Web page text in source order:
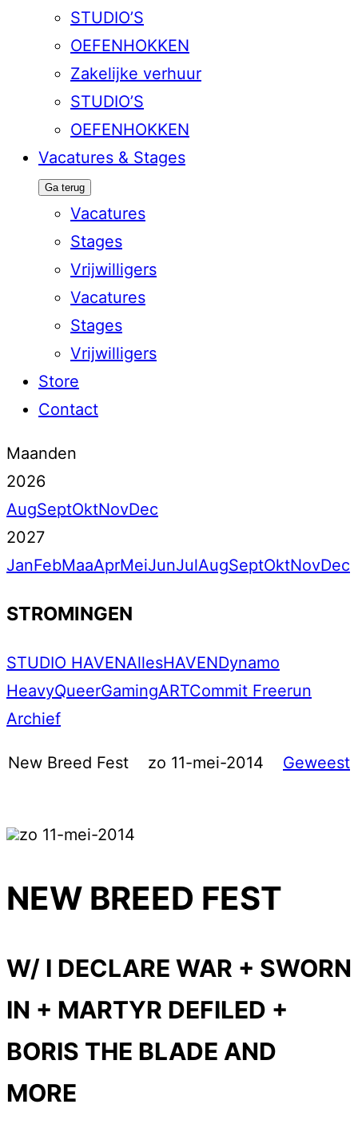
STUDIO’S
OEFENHOKKEN
Zakelijke verhuur
STUDIO’S
OEFENHOKKEN
Vacatures & Stages
Ga terug
Vacatures
Stages
Vrijwilligers
Vacatures
Stages
Vrijwilligers
Store
Contact
Maanden
2026
AugSeptOktNovDec
2027
JanFebMaaAprMeiJunJulAugSeptOktNovDec
STROMINGEN
STUDIO HAVENAllesHAVENDynamo
HeavyQueerGamingARTCommit Freerun
Archief
New Breed Fest zo 11-mei-2014 Geweest
zo 11-mei-2014
NEW BREED FEST
W/ I DECLARE WAR + SWORN
IN + MARTYR DEFILED +
BORIS THE BLADE AND
MORE